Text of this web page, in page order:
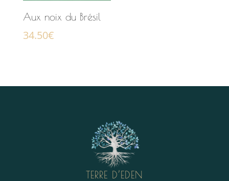
Aux noix du Brésil
34.50€
TERRE D’EDEN